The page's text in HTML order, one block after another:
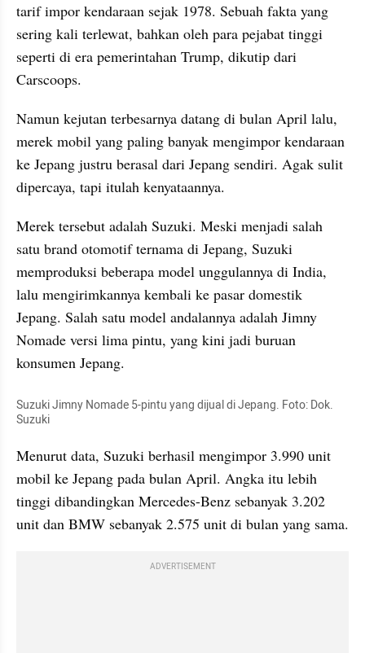
tarif impor kendaraan sejak 1978. Sebuah fakta yang
sering kali terlewat, bahkan oleh para pejabat tinggi
seperti di era pemerintahan Trump, dikutip dari
Carscoops.
Namun kejutan terbesarnya datang di bulan April lalu,
merek mobil yang paling banyak mengimpor kendaraan
ke Jepang justru berasal dari Jepang sendiri. Agak sulit
dipercaya, tapi itulah kenyataannya.
Merek tersebut adalah Suzuki. Meski menjadi salah
satu brand otomotif ternama di Jepang, Suzuki
memproduksi beberapa model unggulannya di India,
lalu mengirimkannya kembali ke pasar domestik
Jepang. Salah satu model andalannya adalah Jimny
Nomade versi lima pintu, yang kini jadi buruan
konsumen Jepang.
Suzuki Jimny Nomade 5-pintu yang dijual di Jepang. Foto: Dok.
Suzuki
Menurut data, Suzuki berhasil mengimpor 3.990 unit
mobil ke Jepang pada bulan April. Angka itu lebih
tinggi dibandingkan Mercedes-Benz sebanyak 3.202
unit dan BMW sebanyak 2.575 unit di bulan yang sama.
ADVERTISEMENT